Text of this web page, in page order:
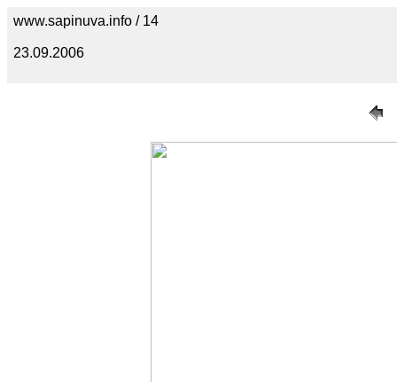
www.sapinuva.info / 14
23.09.2006